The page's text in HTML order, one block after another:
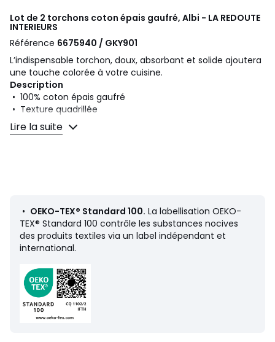
Lot de 2 torchons coton épais gaufré, Albi - LA REDOUTE
INTERIEURS
Référence 6675940 / GKY901
L’indispensable torchon, doux, absorbant et solide ajoutera
une touche colorée à votre cuisine.
Description
• 100% coton épais gaufré
• Texture quadrillée
• Lichette d'accroche au dos
Dimensions
• 50 x 70 cm
Fiche produit relative aux qualités et caractéristiques
environnementales
• Origine de fabrication (tissage, teinture, confection) :
Lire la suite
• OEKO-TEX® Standard 100. La labellisation OEKO-
TEX® Standard 100 contrôle les substances nocives
des produits textiles via un label indépendant et
international.